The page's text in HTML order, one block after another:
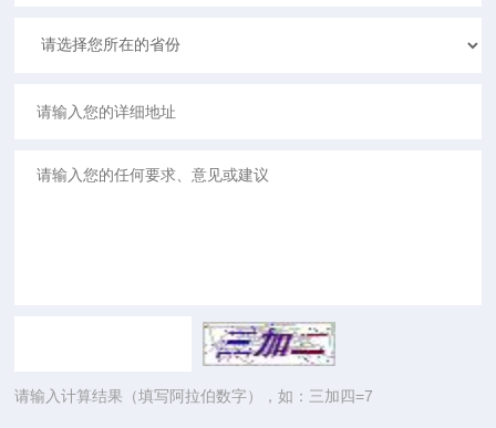
请输入计算结果（填写阿拉伯数字），如：三加四=7